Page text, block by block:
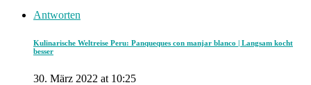
Antworten
Kulinarische Weltreise Peru: Panqueques con manjar blanco | Langsam kocht
besser
30. März 2022 at 10:25